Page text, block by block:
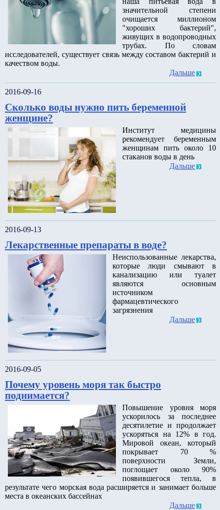
значительной степени
очищается миллионом
"хороших бактерий",
живущих в водопроводных
трубах. По словам
исследователей, существует связь между составом бактерий и
качеством воды.
Дальше
2016-09-16
Сколько воды нужно пить беременной
женщине?
Институт медицины
рекомендует беременным
женщинам пить около 10
стаканов воды в день
Дальше
2016-09-13
Лекарственные препараты в воде?
Неиспользованные лекарства,
которые люди смывают в
канализацию или туалет
являются основным
источником
фармацевтического
загрязнения
Дальше
2016-09-05
Почему уровень моря так быстро
поднимается?
Повышение уровня моря
ускорилось за последнее
десятилетие и продолжает
ускоряться на 12% в год.
Мировой океан, который
покрывает 70 %
поверхности Земли,
поглощает около 90%
появившегося тепла, в
результате чего морская вода расширяется и занимает больше
места в океанских бассейнах
Дальше